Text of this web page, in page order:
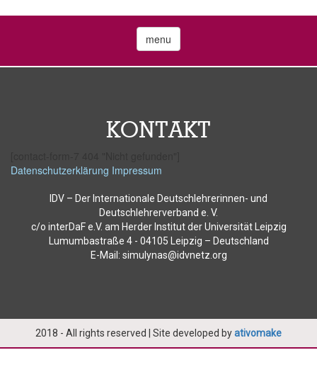
menu
KONTAKT
Datenschutzerklärung Impressum
IDV – Der Internationale Deutschlehrerinnen- und
Deutschlehrerverband e. V.
c/o interDaF e.V. am Herder Institut der Universität Leipzig
Lumumbastraße 4 - 04105 Leipzig – Deutschland
E-Mail: simulynas@idvnetz.org
2018 - All rights reserved | Site developed byativomake